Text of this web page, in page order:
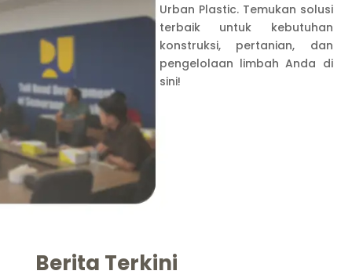
Urban Plastic. Temukan solusi
terbaik untuk kebutuhan
konstruksi, pertanian, dan
pengelolaan limbah Anda di
sini!
Berita Terkini